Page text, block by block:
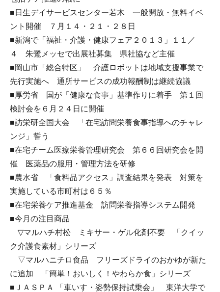
■日生デイサービスセンター若木 一般開放・無料イベ
ント開催 ７月１４・２１・２８日
■新潟で「福祉・介護・健康フェア２０１３」１１／
４ 朱鷺メッセで出展社募集 県社協など主催
■岡山市「総合特区」 介護ロボットは地域支援事業で
先行実施へ 通所サービスの成功報酬制は継続協議
■厚労省 国が「健康な食事」基準作りに着手 第１回
検討会を６月２４日に開催
■訪栄研全国大会 「在宅訪問栄養食事指導へのチャレ
ンジ」誓う
■在宅チーム医療栄養管理研究会 第６６回研究会を開
催 医薬品の服用・管理方法を研修
■農水省 「食料品アクセス」調査結果を発表 対策を
実施している市町村は６５％
■在宅栄養ケア推進基金 訪問栄養指導システム開発
■今月の注目商品
▽マルハチ村松 ミキサー・ゲル化剤不要 「クイッ
ク介護食素材」シリーズ
▽マルハニチロ食品 フリーズドライのおかゆが新た
に追加 「簡単！おいしく！やわらか食」シリーズ
■ＪＡＳＰＡ 「車いす・姿勢保持試乗会」 東洋大学で